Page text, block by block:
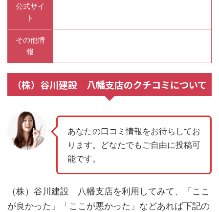
公式サイ
ト
その他情
報
（株）谷川建設 八幡支店のクチコミについて
あなたの口コミ情報をお待ちしてお
ります。どなたでもご自由に投稿可
能です。
（株）谷川建設 八幡支店を利用してみて、「ここ
が良かった」「ここが悪かった」などあれば下記の